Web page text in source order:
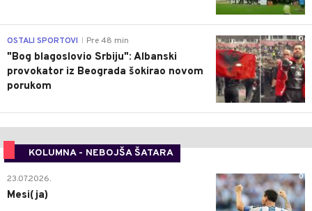
0
OSTALI SPORTOVI Pre 48 min
"Bog blagoslovio Srbiju": Albanski
provokator iz Beograda šokirao novom
porukom
KOLUMNA - NEBOJŠA ŠATARA
0
23.07.2026.
Mesi(ja)